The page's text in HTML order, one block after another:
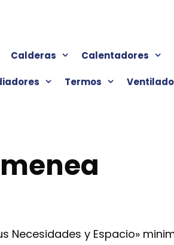
Calderas Calentadores
Termos
Necesidades y Espacio»